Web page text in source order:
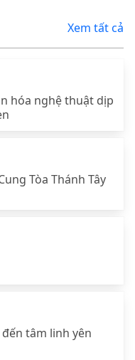
Xem tất cả
hóa nghệ thuật dịp
Tòa Thánh Tây
tâm linh yên